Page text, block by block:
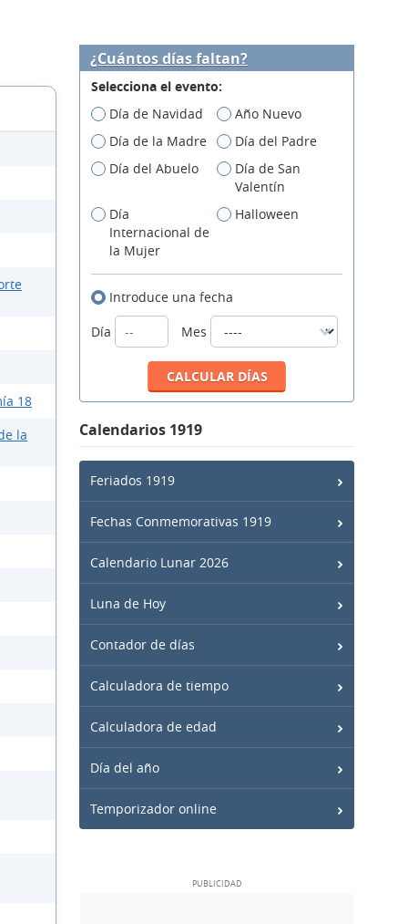
18
la
¿Cuántos días faltan?
Selecciona el evento:
Día de Navidad
Año Nuevo
Día de la Madre
Día del Padre
Día del Abuelo
Día de San
Valentín
Día
Internacional de
la Mujer
Halloween
Introduce una fecha
Día
Mes
Calendarios 1919
Feriados 1919
Fechas Conmemorativas 1919
Calendario Lunar 2026
Luna de Hoy
Contador de días
Calculadora de tiempo
Calculadora de edad
Día del año
Temporizador online